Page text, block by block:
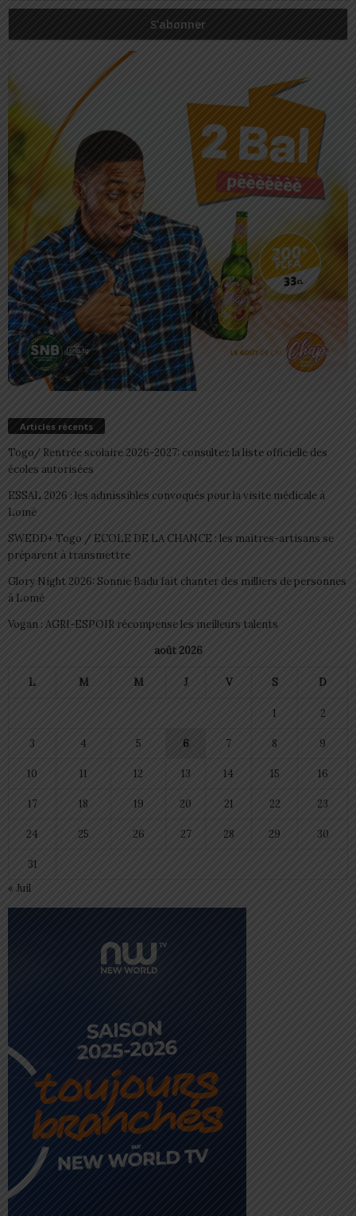
Articles récents
Togo/ Rentrée scolaire 2026-2027: consultez la liste officielle des
écoles autorisées
ESSAL 2026 : les admissibles convoqués pour la visite médicale à
Lomé
SWEDD+ Togo / ECOLE DE LA CHANCE : les maitres-artisans se
préparent à transmettre
Glory Night 2026: Sonnie Badu fait chanter des milliers de personnes
à Lomé
Vogan : AGRI-ESPOIR récompense les meilleurs talents
août 2026
L M M J V S D
1 2
3 4 5 6 7 8 9
10 11 12 13 14 15 16
17 18 19 20 21 22 23
24 25 26 27 28 29 30
31
« Juil